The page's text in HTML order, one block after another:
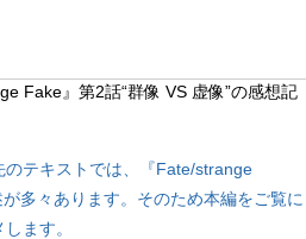
Fake』第2話“群像 VS 虚像”の感想記
のテキストでは、『Fate/strange
多々あります。そのため本編をご覧に
ます。